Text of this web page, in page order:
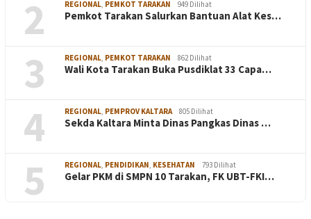
2 REGIONAL PEMKOT TARAKAN 949 Dilihat
Pemkot Tarakan Salurkan Bantuan Alat Kes…
3 REGIONAL PEMKOT TARAKAN 862 Dilihat
Wali Kota Tarakan Buka Pusdiklat 33 Capa…
4 REGIONAL PEMPROV KALTARA 805 Dilihat
Sekda Kaltara Minta Dinas Pangkas Dinas …
5 REGIONAL PENDIDIKAN KESEHATAN 793 Dilihat
Gelar PKM di SMPN 10 Tarakan, FK UBT-FKI…